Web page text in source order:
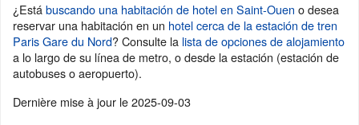
¿Estábuscando una habitación de hotel en Saint-Ouen o desea
reservar una habitación en un hotel cerca de la estación de tren
Paris Gare du Nord? Consulte la lista de opciones de alojamiento
a lo largo de su línea de metro, o desde la estación (estación de
autobuses o aeropuerto).
Dernière mise à jour le2025-09-03